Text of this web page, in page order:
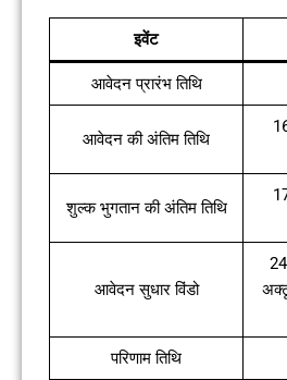
इवेंट
आवेदन प्रारंभ तिथि
आवेदन की अंतिम तिथि
शुल्क भुगतान की अंतिम तिथि
आवेदन सुधार विंडो
परिणाम तिथि